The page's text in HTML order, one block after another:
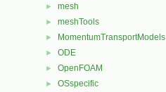
► mesh
► meshTools
► MomentumTransportModels
► ODE
► OpenFOAM
► OSspecific